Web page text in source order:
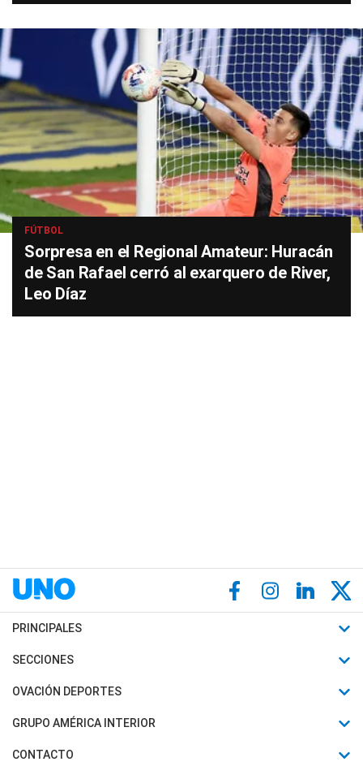
FÚTBOL
Sorpresa en el Regional Amateur: Huracán
de San Rafael cerró al exarquero de River,
Leo Díaz
PRINCIPALES
Últimas Noticias
Política
Judiciales
SECCIONES
Horóscopo
Motores
OVACIÓN DEPORTES
Fútbol
Mundial
GRUPO AMÉRICA INTERIOR
Canal 7 en Vivo
CONTACTO